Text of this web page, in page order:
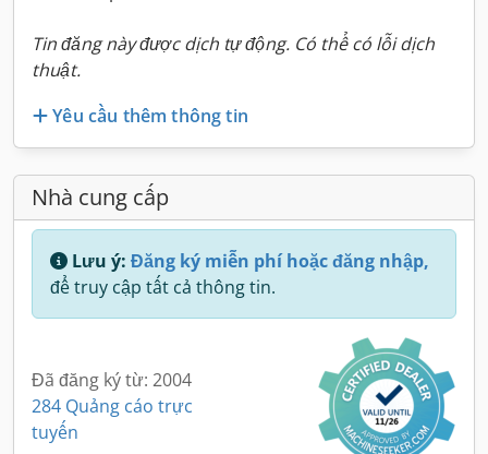
Tin đăng này được dịch tự động. Có thể có lỗi dịch
thuật.
Yêu cầu thêm thông tin
Nhà cung cấp
Lưu ý: Đăng ký miễn phí hoặc đăng nhập,
để truy cập tất cả thông tin.
Đã đăng ký từ: 2004
284 Quảng cáo trực
tuyến